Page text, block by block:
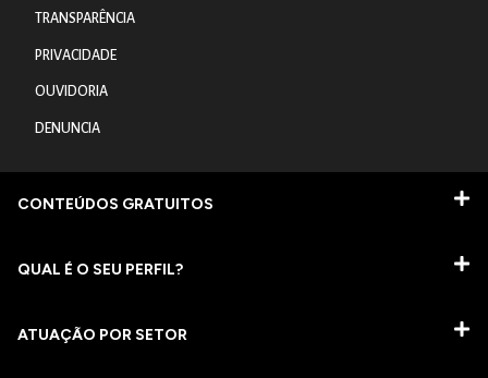
TRANSPARÊNCIA
PRIVACIDADE
OUVIDORIA
DENUNCIA
CONTEÚDOS GRATUITOS
QUAL É O SEU PERFIL?
ATUAÇÃO POR SETOR